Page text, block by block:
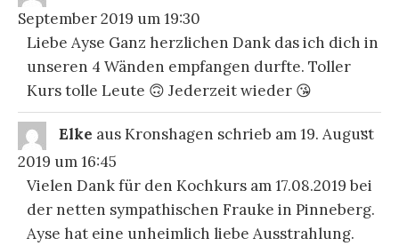
September 2019 um19:30
Liebe Ayse Ganz herzlichen Dank das ich dich in
unseren 4 Wänden empfangen durfte. Toller
Kurs tolle Leute 🙃 Jederzeit wieder 😘
Elke ausKronshagen schrieb am19. August
2019 um16:45
Vielen Dank für den Kochkurs am 17.08.2019 bei
der netten sympathischen Frauke in Pinneberg.
Ayse hat eine unheimlich liebe Ausstrahlung.
...